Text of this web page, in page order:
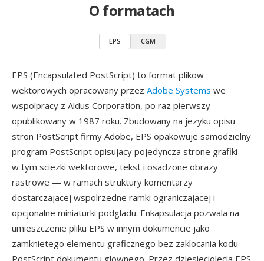
O formatach
EPS CGM
EPS (Encapsulated PostScript) to format plikow
wektorowych opracowany przez Adobe Systems we
wspolpracy z Aldus Corporation, po raz pierwszy
opublikowany w 1987 roku. Zbudowany na jezyku opisu
stron PostScript firmy Adobe, EPS opakowuje samodzielny
program PostScript opisujacy pojedyncza strone grafiki —
w tym sciezki wektorowe, tekst i osadzone obrazy
rastrowe — w ramach struktury komentarzy
dostarczajacej wspolrzedne ramki ograniczajacej i
opcjonalne miniaturki podgladu. Enkapsulacja pozwala na
umieszczenie pliku EPS w innym dokumencie jako
zamknietego elementu graficznego bez zaklocania kodu
PostScript dokumentu glownego. Przez dziesieciolecia EPS